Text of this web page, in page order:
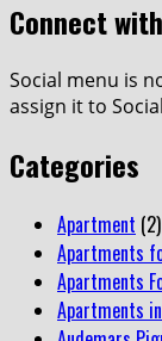
Connect
Social menu is
assign it to
Categories
Apartment (2)
Apartments
Apartments
Apartments